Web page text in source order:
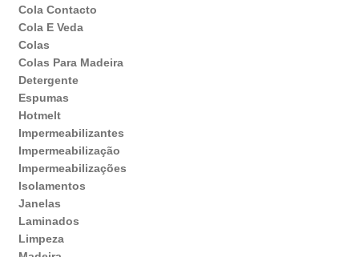
Cola Contacto
Cola E Veda
Colas
Colas Para Madeira
Detergente
Espumas
Hotmelt
Impermeabilizantes
Impermeabilização
Impermeabilizações
Isolamentos
Janelas
Laminados
Limpeza